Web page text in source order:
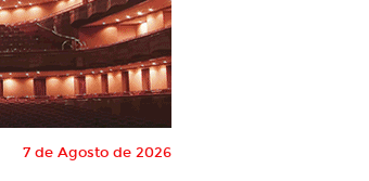
7 de Agosto de 2026